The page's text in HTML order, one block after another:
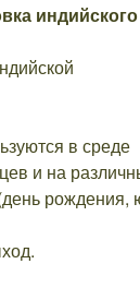
в среде
и на